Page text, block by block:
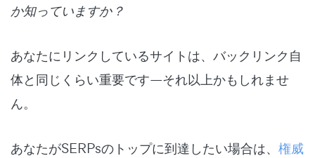
か知っていますか？
あなたにリンクしているサイトは、バックリンク自
体と同じくらい重要です—それ以上かもしれませ
ん。
あなたがSERPsのトップに到達したい場合は、 権威